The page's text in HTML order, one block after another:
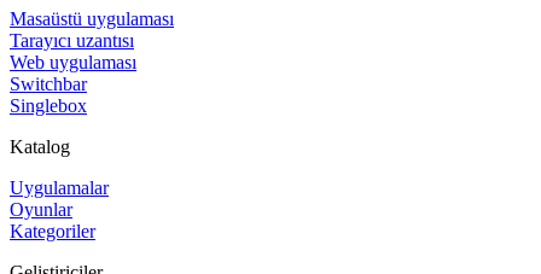
Masaüstü uygulaması
Tarayıcı uzantısı
Web uygulaması
Switchbar
Singlebox
Katalog
Uygulamalar
Oyunlar
Kategoriler